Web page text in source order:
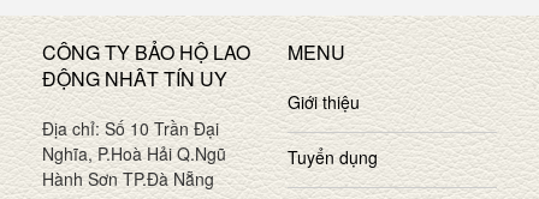
CÔNG TY BẢO HỘ LAO
ĐỘNG NHÂT TÍN UY
Địa chỉ: Số 10 Trần Đại
Nghĩa, P.Hoà Hải Q.Ngũ
Hành Sơn TP.Đà Nẵng
MENU
Giới thiệu
Tuyển dụng